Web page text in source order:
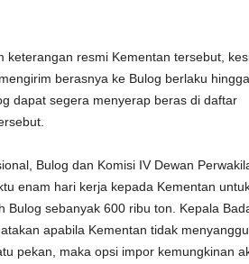
resmi Kementan tersebut,
berasnya ke Bulog berlaku
dapat segera menyerap beras di daftar
Bulog dan Komisi IV Dewan
enam hari kerja kepada Kementan
Bulog sebanyak 600 ribu ton. Kepala
apabila Kementan tidak
pekan, maka opsi impor kemungkinan